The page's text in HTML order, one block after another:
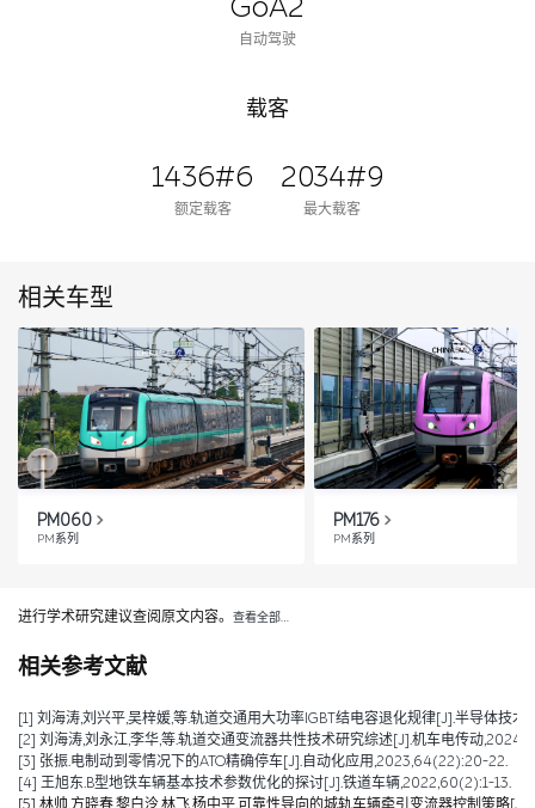
GoA2
自动驾驶
载客
1436#6
额定载客
2034#9
最大载客
相关车型
PM060
PM系列
PM176
PM系列
进行学术研究建议查阅原文内容。 查看全部…
相关参考文献
[1] 刘海涛,刘兴平,吴梓媛,等.轨道交通用大功率IGBT结电容退化规律[J].半导体技
[2] 刘海涛,刘永江,李华,等.轨道交通变流器共性技术研究综述[J].机车电传动
[3] 张振.电制动到零情况下的ATO精确停车[J].自动化应用,2023,64(22):20-22.
[4] 王旭东.B型地铁车辆基本技术参数优化的探讨[J].铁道车辆,2022,60(2):1-13.
[5] 林帅,方晓春,黎白泠,林飞,杨中平.可靠性导向的城轨车辆牵引变流器控制策略